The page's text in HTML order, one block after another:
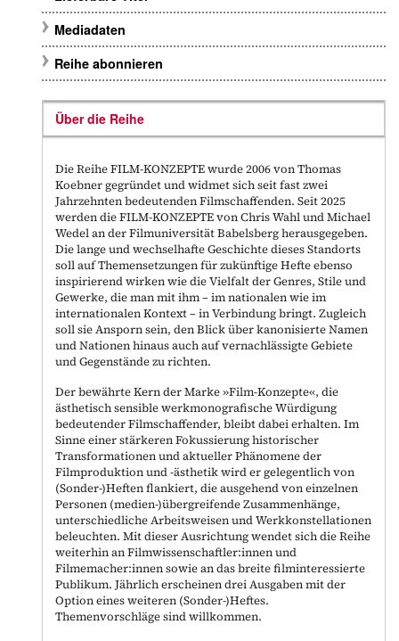
Mediadaten
Reihe abonnieren
Über die Reihe
Die Reihe FILM-KONZEPTE wurde 2006 von Thomas
Koebner gegründet und widmet sich seit fast zwei
Jahrzehnten bedeutenden Filmschaffenden. Seit 2025
werden die FILM-KONZEPTE von Chris Wahl und Michael
Wedel an der Filmuniversität Babelsberg herausgegeben.
Die lange und wechselhafte Geschichte dieses Standorts
soll auf Themensetzungen für zukünftige Hefte ebenso
inspirierend wirken wie die Vielfalt der Genres, Stile und
Gewerke, die man mit ihm – im nationalen wie im
internationalen Kontext – in Verbindung bringt. Zugleich
soll sie Ansporn sein, den Blick über kanonisierte Namen
und Nationen hinaus auch auf vernachlässigte Gebiete
und Gegenstände zu richten.
Der bewährte Kern der Marke »Film-Konzepte«, die
ästhetisch sensible werkmonografische Würdigung
bedeutender Filmschaffender, bleibt dabei erhalten. Im
Sinne einer stärkeren Fokussierung historischer
Transformationen und aktueller Phänomene der
Filmproduktion und -ästhetik wird er gelegentlich von
(Sonder-)Heften flankiert, die ausgehend von einzelnen
Personen (medien-)übergreifende Zusammenhänge,
unterschiedliche Arbeitsweisen und Werkkonstellationen
beleuchten. Mit dieser Ausrichtung wendet sich die Reihe
weiterhin an Filmwissenschaftler:innen und
Filmemacher:innen sowie an das breite filminteressierte
Publikum. Jährlich erscheinen drei Ausgaben mit der
Option eines weiteren (Sonder-)Heftes.
Themenvorschläge sind willkommen.